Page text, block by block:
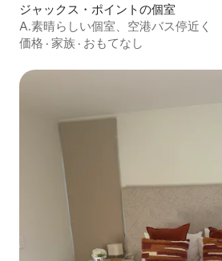
ジャックス・ポイントの個室
A.素晴らしい個室、空港バス停近く
価格 · 家族 · おもてなし